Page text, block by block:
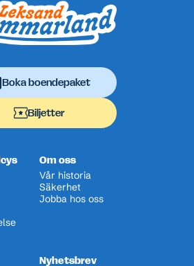
Boka boendepaket
Biljetter
Om oss
Vår historia
Säkerhet
Jobba hos oss
Nyhetsbrev